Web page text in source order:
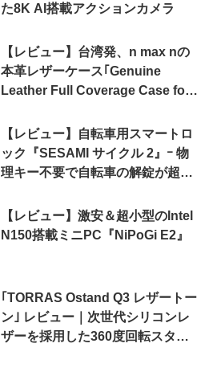
た8K AI搭載アクションカメラ
【レビュー】台湾発、n max nの
本革レザーケース｢Genuine
Leather Full Coverage Case for
【レビュー】自転車用スマートロ
ック『SESAMI サイクル 2』ｰ 物
理キー不要で自転車の解錠が超簡
【レビュー】激安＆超小型のIntel
N150搭載ミニPC『NiPoGi E2』
｢TORRAS Ostand Q3 レザートー
ン｣ レビュー｜次世代シリコンレ
ザーを採用した360度回転スタン